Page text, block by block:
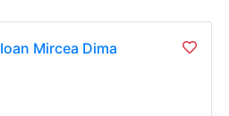
Ioan Mircea Dima